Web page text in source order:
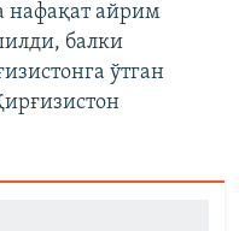
нафақат айрим
балки
ўтган